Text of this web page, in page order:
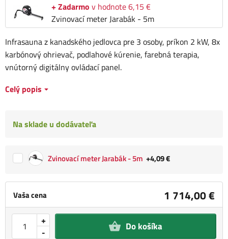
+ Zadarmo v hodnote 6,15 €
Zvinovací meter Jarabák - 5m
Vaša cena 1 714,00 €
-
+ Do košíka
Infrasauna z kanadského jedlovca pre 3 osoby, príkon 2 kW, 8x
karbónový ohrievač, podlahové kúrenie, farebná terapia,
vnútorný digitálny ovládací panel.
Celý popis
Na sklade u dodávateľa
Zvinovací meter Jarabák - 5m +4,09 €